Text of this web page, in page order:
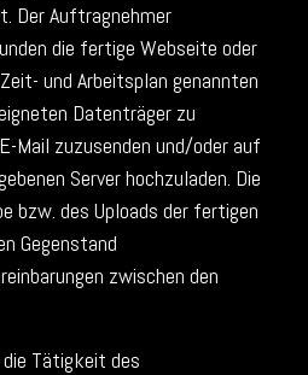
Der Auftragnehmer
die fertige Webseite oder
und Arbeitsplan genannten
Datenträger zu
Mail zuzusenden und/oder auf
Server hochzuladen. Die
bzw. des Uploads der fertigen
Gegenstand
zwischen den
Tätigkeit des